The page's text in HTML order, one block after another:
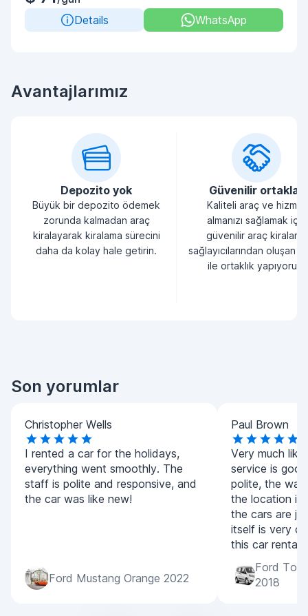
Details
WhatsApp
Avantajlarımız
Depozito yok
Büyük bir depozito ödemek
zorunda kalmadan araç
kiralayarak kiralama sürecini
daha da kolay hale getirin.
Güvenilir ortaklar
Kaliteli araç ve hizmet
almanızı sağlamak için
güvenilir araç kiralama
sağlayıcılarından oluşan
ile ortaklık yapıyoruz.
Son yorumlar
Christopher Wells
I rented a car for the holidays,
everything went smoothly. The
staff is polite and responsive, and
the car was like new!
Ford Mustang Orange 2022
Paul Brown
Very much
service is
polite, the
the location is
the cars are
itself is very
this car rental
Ford
2018